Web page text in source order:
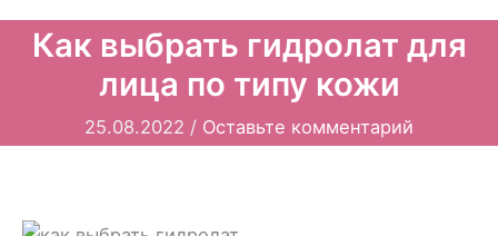
Как выбрать гидролат для
лица по типу кожи
25.08.2022 / Оставьте комментарий